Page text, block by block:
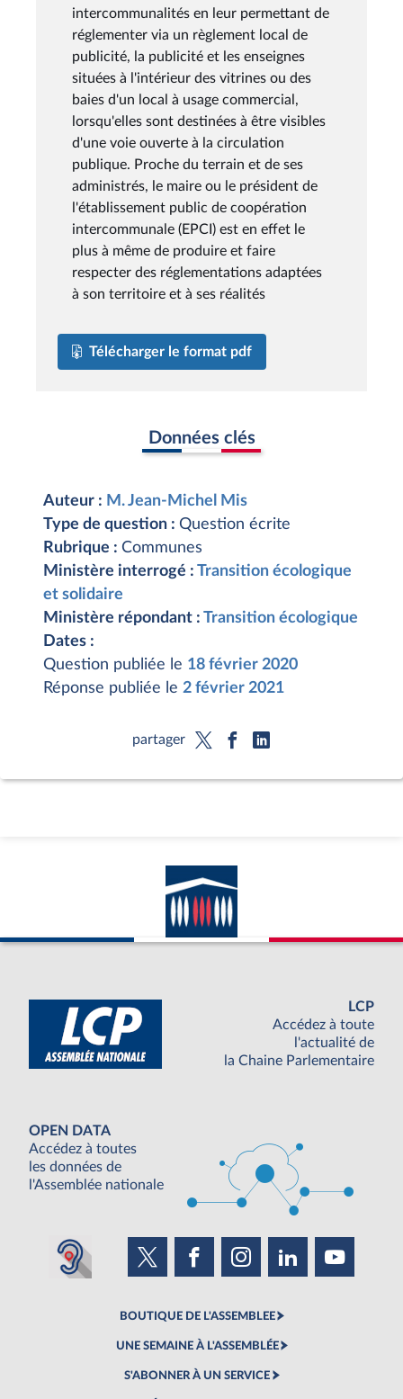
intercommunalités en leur permettant de
réglementer via un règlement local de
publicité, la publicité et les enseignes
situées à l'intérieur des vitrines ou des
baies d'un local à usage commercial,
lorsqu'elles sont destinées à être visibles
d'une voie ouverte à la circulation
publique. Proche du terrain et de ses
administrés, le maire ou le président de
l'établissement public de coopération
intercommunale (EPCI) est en effet le
plus à même de produire et faire
respecter des réglementations adaptées
à son territoire et à ses réalités
Télécharger le format pdf
Données clés
Auteur : M. Jean-Michel Mis
Type de question : Question écrite
Rubrique : Communes
Ministère interrogé : Transition écologique
et solidaire
Ministère répondant : Transition écologique
Dates :
Question publiée le 18 février 2020
Réponse publiée le 2 février 2021
partager
LCP
Accédez à toute
l'actualité de
la Chaine Parlementaire
OPEN DATA
Accédez à toutes
les données de
l'Assemblée nationale
BOUTIQUE DE L'ASSEMBLEE
UNE SEMAINE À L'ASSEMBLÉE
S'ABONNER À UN SERVICE